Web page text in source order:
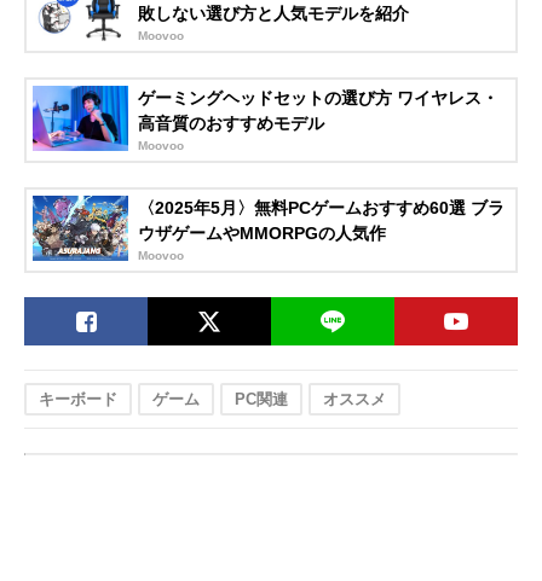
敗しない選び方と人気モデルを紹介
Moovoo
ゲーミングヘッドセットの選び方 ワイヤレス・
高音質のおすすめモデル
Moovoo
〈2025年5月〉無料PCゲームおすすめ60選 ブラ
ウザゲームやMMORPGの人気作
Moovoo
キーボード ゲーム PC関連 オススメ